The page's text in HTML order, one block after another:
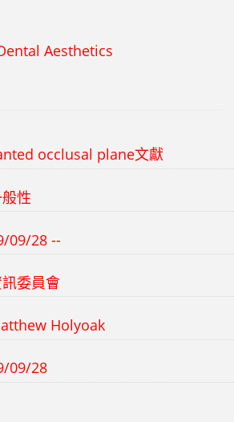
Aesthetics
occlusal plane文獻
性
09/28 --
委員會
Holyoak
09/28